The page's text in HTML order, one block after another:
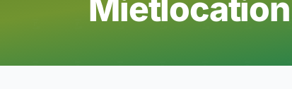
Mietlocation